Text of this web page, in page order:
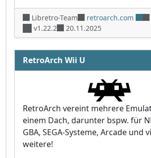
Libretro-Team retroarch.com
v1.22.2
20.11.2025
RetroArch Wii U
RetroArch vereint mehrere
einem Dach, darunter bspw. für
GBA, SEGA-Systeme, Arcade und
weitere!